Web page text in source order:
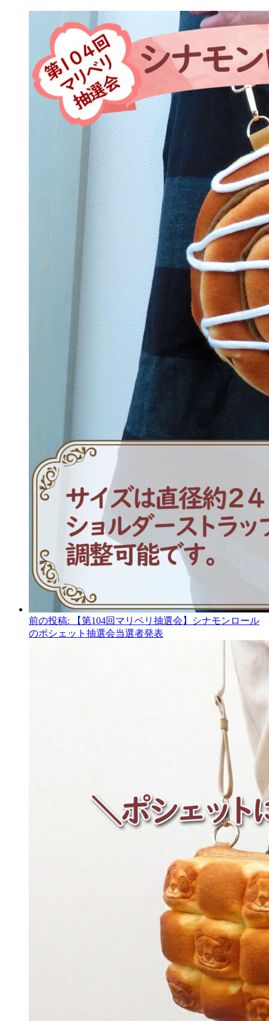
前の投稿:
【第104回マリベリ抽選会】シナモンロール
のポシェット抽選会当選者発表